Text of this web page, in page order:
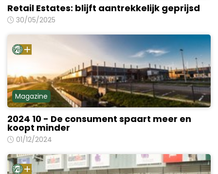
Retail Estates: blijft aantrekkelijk geprijsd
30/05/2025
Magazine
2024 10 - De consument spaart meer en
koopt minder
01/12/2024